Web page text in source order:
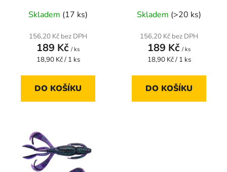
Skladem (17 ks)
156,20 Kč bez DPH
189 Kč / ks
Měrná
18,90 Kč / 1 ks
DO KOŠÍKU
Skladem (>20 ks)
156,20 Kč bez DPH
189 Kč / ks
Měrná
18,90 Kč / 1 ks
DO KOŠÍKU